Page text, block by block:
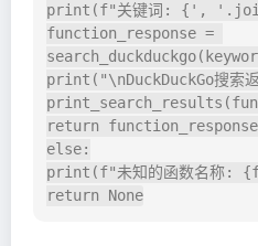
print(f"关键词: {',
function_response =
print("\nDuckDuckGo搜索
return function_response
else:
print(f"未知的函数名称: